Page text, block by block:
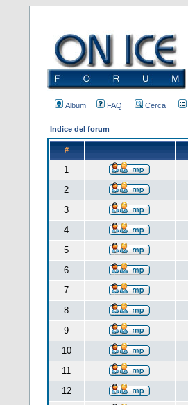
Album FAQ Cerca
Indice del forum
#
1
2
3
4
5
6
7
8
9
10
11
12